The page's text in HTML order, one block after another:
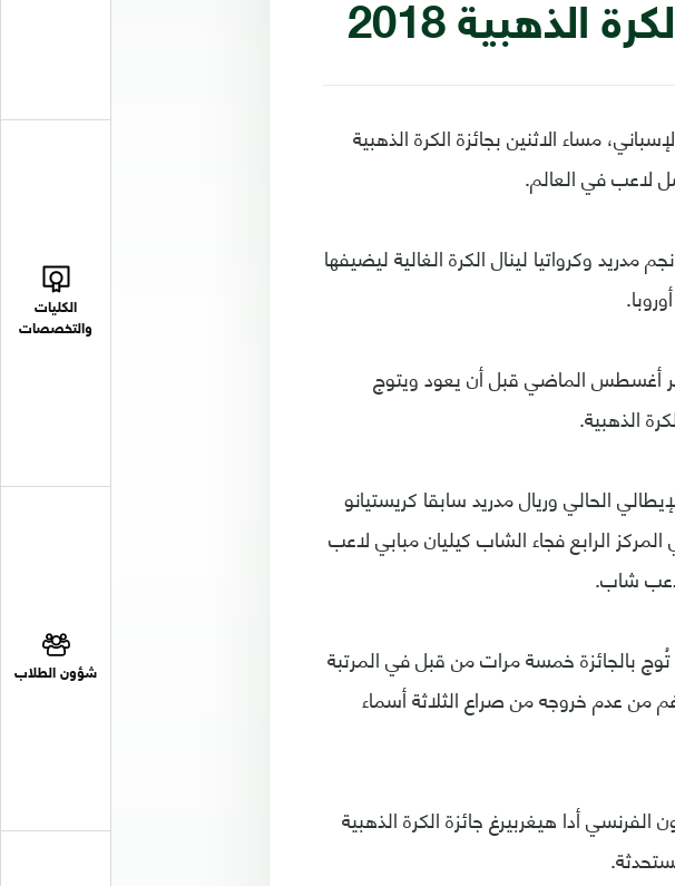
الكليات
والتخصصات
شؤون الطلاب
الذهبية 2018
مساء الاثنين بجائزة الكرة الذهبية
مدريد وكرواتيا لينال الكرة الغالية ليضيفها
أغسطس الماضي قبل أن يعود ويتوج
الحالي وريال مدريد سابقا كريستيانو
الرابع فجاء الشاب كيليان مبابي لاعب
شاب.
بالجائزة خمسة مرات من قبل في المرتبة
من عدم خروجه من صراع الثلاثة أسماء
أدا هيغربيرغ جائزة الكرة الذهبية